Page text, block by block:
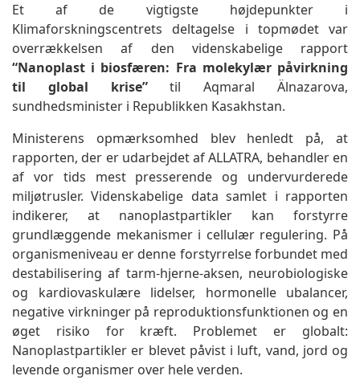
Et af de vigtigste højdepunkter i
Klimaforskningscentrets deltagelse i topmødet var
overrækkelsen af den videnskabelige rapport
“Nanoplast i biosfæren: Fra molekylær påvirkning
til global krise”til Aqmaral Älnazarova,
sundhedsminister i Republikken Kasakhstan.
Ministerens opmærksomhed blev henledt på, at
rapporten, der er udarbejdet af ALLATRA, behandler en
af vor tids mest presserende og undervurderede
miljøtrusler. Videnskabelige data samlet i rapporten
indikerer, at nanoplastpartikler kan forstyrre
grundlæggende mekanismer i cellulær regulering. På
organismeniveau er denne forstyrrelse forbundet med
destabilisering af tarm-hjerne-aksen, neurobiologiske
og kardiovaskulære lidelser, hormonelle ubalancer,
negative virkninger på reproduktionsfunktionen og en
øget risiko for kræft. Problemet er globalt:
Nanoplastpartikler er blevet påvist i luft, vand, jord og
levende organismer over hele verden.